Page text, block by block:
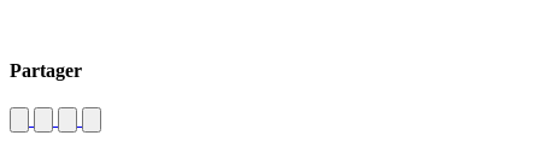
Partager